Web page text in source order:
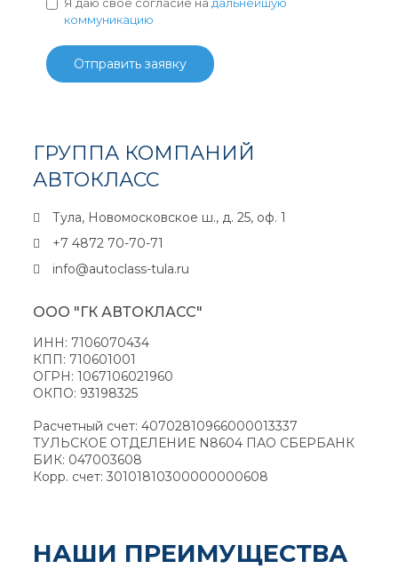
коммуникацию
Отправить заявку
ГРУППА КОМПАНИЙ
АВТОКЛАСС
Тула, Новомосковское ш., д. 25, оф. 1
+7 4872 70-70-71
info@autoclass-tula.ru
ООО "ГК АВТОКЛАСС"
ИНН: 7106070434
КПП: 710601001
ОГРН: 1067106021960
ОКПО: 93198325
Расчетный счет: 40702810966000013337
ТУЛЬСКОЕ ОТДЕЛЕНИЕ N8604 ПАО СБЕРБАНК
БИК: 047003608
Корр. счет: 30101810300000000608
НАШИ ПРЕИМУЩЕСТВА